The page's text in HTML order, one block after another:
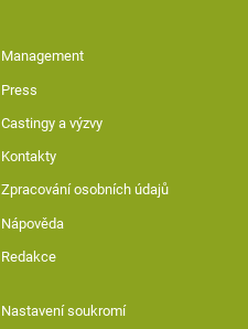
Management
Press
Castingy a výzvy
Kontakty
Zpracování osobních údajů
Nápověda
Redakce
Nastavení soukromí